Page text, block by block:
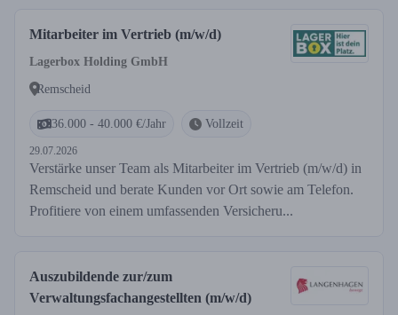
Mitarbeiter im Vertrieb (m/w/d)
Lagerbox Holding GmbH
Remscheid
36.000 - 40.000 €/Jahr Vollzeit
29.07.2026
Verstärke unser Team als Mitarbeiter im Vertrieb (m/w/d) in
Remscheid und berate Kunden vor Ort sowie am Telefon.
Profitiere von einem umfassenden Versicheru...
Auszubildende zur/zum
Verwaltungsfachangestellten (m/w/d)